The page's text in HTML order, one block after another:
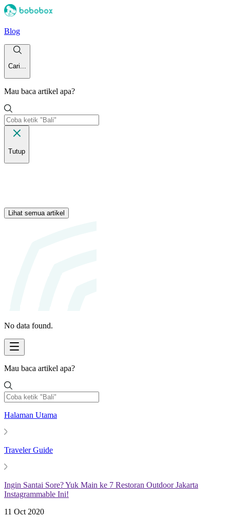
Blog
Cari...
Mau baca artikel apa?
Tutup
Lihat semua artikel
No data found.
Mau baca artikel apa?
Halaman Utama
Traveler Guide
Ingin Santai Sore? Yuk Main ke 7 Restoran Outdoor Jakarta
Instagrammable Ini!
11 Oct 2020